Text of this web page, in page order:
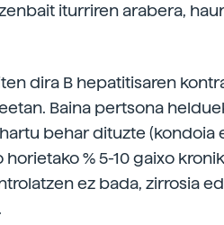
iturriren arabera,
dira B hepatitisaren
Baina pertsona
behar dituzte (kondoia
% 5-10 gaixo
ez bada, zirrosia